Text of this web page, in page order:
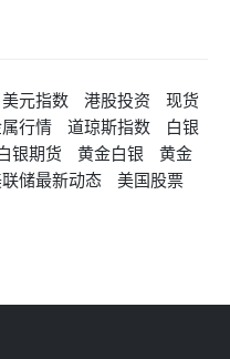
美元指数 港股投资
现货
行情 道琼斯指数
白银
银期货 黄金白银
黄金
储最新动态 美国股票